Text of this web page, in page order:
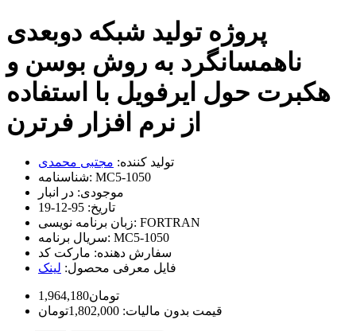
پروژه تولید شبکه دوبعدی
ناهمسانگرد به روش بوسن و
هکبرت حول ایرفویل با استفاده
از نرم افزار فرترن
تولید کننده: مجتبی محمدی
شناسنامه: MC5-1050
موجودی: در انبار
تاریخ: 95-12-19
زبان برنامه نویسی: FORTRAN
سریال برنامه: MC5-1050
سفارش دهنده: مارکت کد
فایل معرفی محصول: لینک
1,964,180تومان
قیمت بدون مالیات: 1,802,000تومان